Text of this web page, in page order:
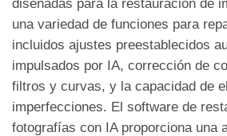
diseñadas para la restauración de
una variedad de funciones para
incluidos ajustes preestablecidos
impulsados ​​por IA, corrección de
filtros y curvas, y la capacidad de
imperfecciones. El software de
fotografías con IA proporciona una